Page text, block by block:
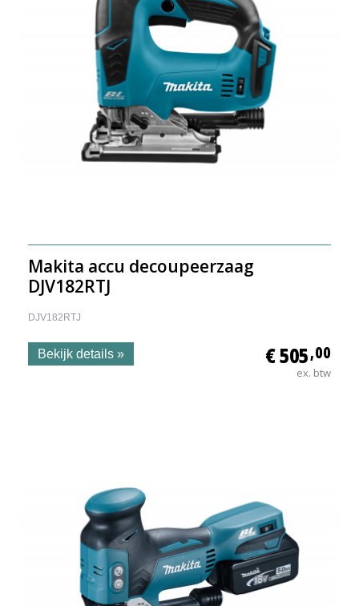
Makita accu decoupeerzaag
DJV182RTJ
DJV182RTJ
€ 505,00
ex. btw
Bekijk details »